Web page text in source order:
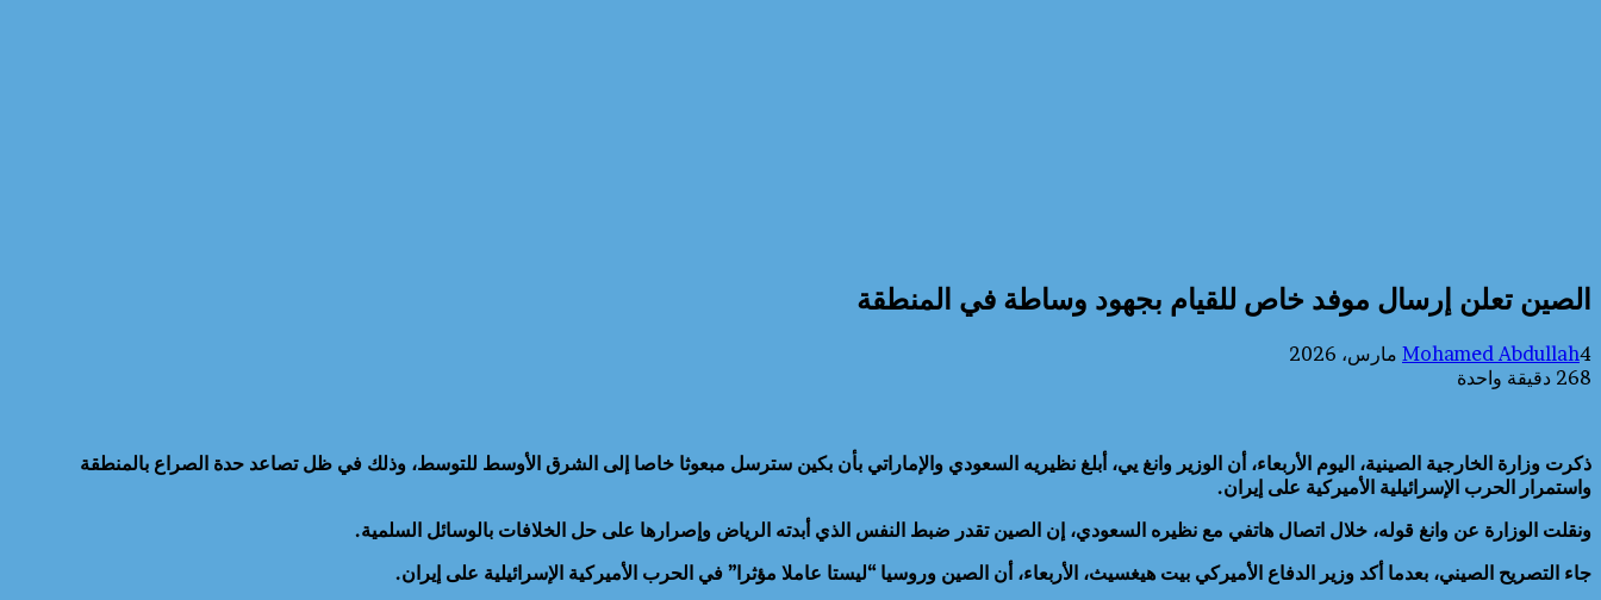
الصين تعلن إرسال موفد خاص للقيام بجهود وساطة في المنطقة
Mohamed Abdullah4 مارس، 2026
268 دقيقة واحدة
ذكرت وزارة الخارجية الصينية، اليوم الأربعاء، أن الوزير وانغ يي، أبلغ نظيريه السعودي والإماراتي بأن بكين سترسل مبعوثا خاصا إلى الشرق الأوسط للتوسط، وذلك في ظل تصاعد حدة الصراع بالمنطقة
واستمرار الحرب الإسرائيلية الأميركية على إيران.
ونقلت الوزارة عن وانغ قوله، خلال اتصال هاتفي مع نظيره السعودي، إن الصين تقدر ضبط النفس الذي أبدته الرياض وإصرارها على حل الخلافات بالوسائل السلمية.
جاء التصريح الصيني، بعدما أكد وزير الدفاع الأميركي بيت هيغسيث، الأربعاء، أن الصين وروسيا “ليستا عاملا مؤثرا” في الحرب الأميركية الإسرائيلية على إيران.